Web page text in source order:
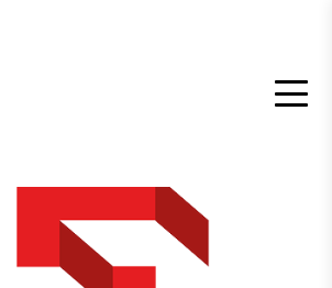
— проект журнала